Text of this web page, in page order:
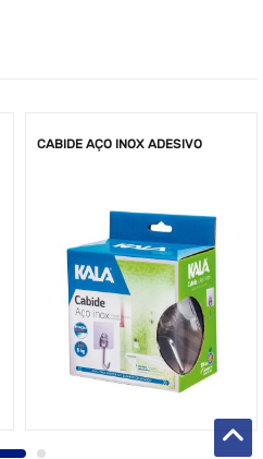
CABIDE AÇO INOX ADESIVO